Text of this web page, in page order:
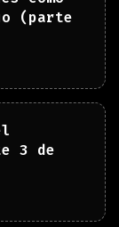
(parte
3 de